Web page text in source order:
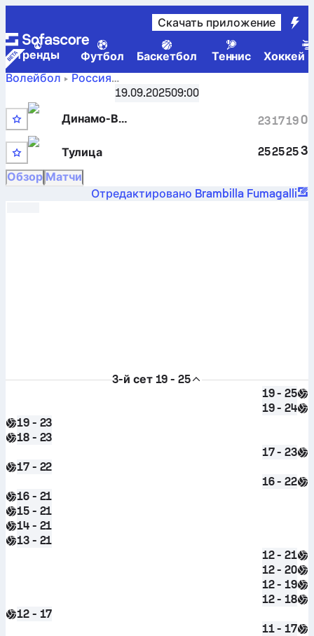
Скачать приложение
Tренды Футбол Баскетбол Теннис
Хоккей
Волейбол
Россия
Кубок Женщин — Группа A,Раунд 3
Приморский край против Тулица Тула — счет,
расписание, статистика, личные встречи и прогнозы
19.09.202509:00
Динамо-Владивосток
Тулица
23
25
17
25
19
25
0
3
Обзор Матчи
Отредактировано Brambilla Fumagalli
3-й сет 19 - 25
19 - 25
19 - 24
19 - 23
18 - 23
17 - 23
17 - 22
16 - 22
16 - 21
15 - 21
14 - 21
13 - 21
12 - 21
12 - 20
12 - 19
12 - 18
12 - 17
11 - 17